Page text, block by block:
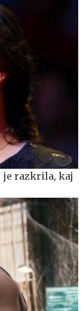
je razkrila, kaj